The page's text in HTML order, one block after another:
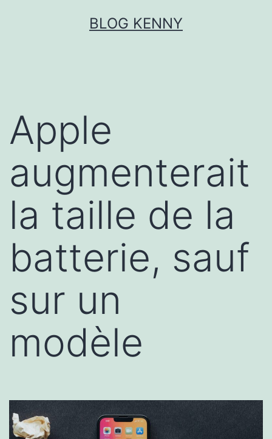
BLOG KENNY
Apple
augmenterait
la taille de la
batterie, sauf
sur un
modèle